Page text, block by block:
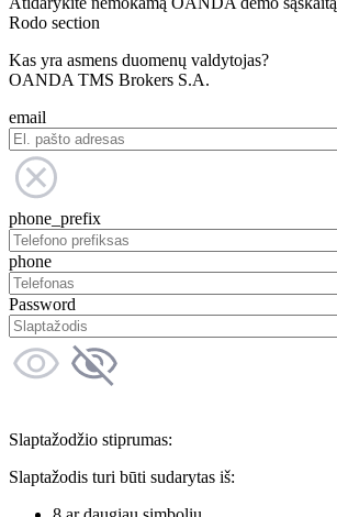
Rodo section
Kas yra asmens duomenų valdytojas?
OANDA TMS Brokers S.A.
email
phone_prefix
phone
Password
Slaptažodžio stiprumas:
Slaptažodis turi būti sudarytas iš: